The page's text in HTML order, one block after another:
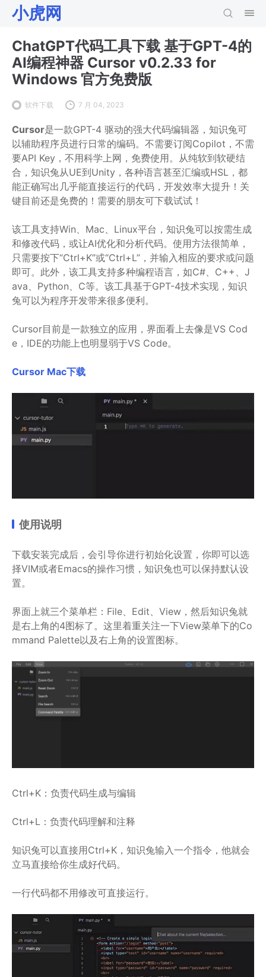
小虎网
ChatGPT代码工具下载 基于GPT-4的
AI编程神器 Cursor v0.2.33 for
Windows 官方免费版
软件下载 7 月 04, 2023
Cursor是一款GPT-4 驱动的强大代码编辑器，知识兔可
以辅助程序员进行日常的编码。不需要订阅Copilot，不需
要API Key，不用科学上网，免费使用。从纯软到软硬结
合，知识兔从UE到Unity，各种语言甚至汇编或HSL，都
能正确写出几乎能直接运行的代码，开发效率大提升！关
键目前还是免费的！需要的朋友可下载试试！
该工具支持Win、Mac、Linux平台，知识兔可以按需生成
和修改代码，或让AI优化和分析代码。使用方法很简单，
只需要按下“Ctrl+K”或“Ctrl+L”，并输入相应的要求或问题
即可。此外，该工具支持多种编程语言，如C#、C++、J
ava、Python、C等。该工具基于GPT-4技术实现，知识
兔可以为程序开发带来很多便利。
Cursor目前是一款独立的应用，界面看上去像是VS Cod
e，IDE的功能上也明显弱于VS Code。
Cursor Mac下载
使用说明
下载安装完成后，会引导你进行初始化设置，你即可以选
择VIM或者Emacs的操作习惯，知识兔也可以保持默认设
置。
界面上就三个菜单栏：File、Edit、View，然后知识兔就
是右上角的4图标了。这里着重关注一下View菜单下的Co
mmand Palette以及右上角的设置图标。
Ctrl+K：负责代码生成与编辑
Ctrl+L：负责代码理解和注释
知识兔可以直接用Ctrl+K，知识兔输入一个指令，他就会
立马直接给你生成好代码。
一行代码都不用修改可直接运行。